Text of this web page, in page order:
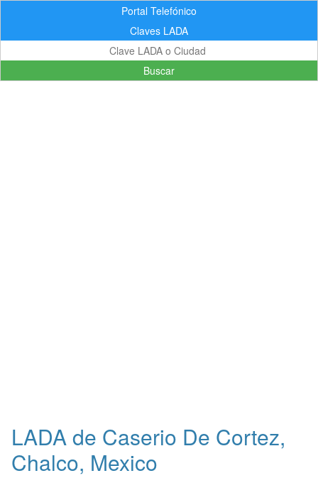
Portal Telefónico
Claves LADA
Buscar
LADA de Caserio De Cortez,
Chalco, Mexico